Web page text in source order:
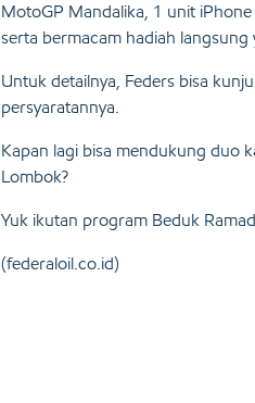
MotoGP Mandalika, 1 unit
serta bermacam hadiah langsung
Untuk detailnya, Feders bisa
persyaratannya.
Kapan lagi bisa mendukung duo
Lombok?
Yuk ikutan program Beduk
(federaloil.co.id)